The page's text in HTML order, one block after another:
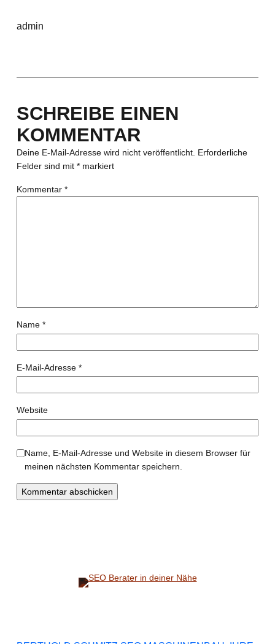
admin
SCHREIBE EINEN
KOMMENTAR
Deine E-Mail-Adresse wird nicht veröffentlicht. Erforderliche
Felder sind mit *markiert
Kommentar *
Name *
E-Mail-Adresse *
Website
Name, E-Mail-Adresse und Website in diesem Browser für
meinen nächsten Kommentar speichern.